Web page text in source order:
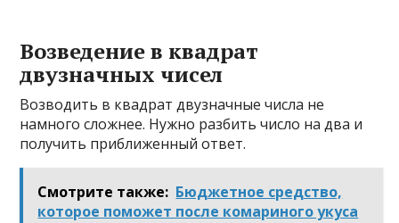
Возведение в квадрат
двузначных чисел
Возводить в квадрат двузначные числа не
намного сложнее. Нужно разбить число на два и
получить приближенный ответ.
Смотрите также: Бюджетное средство,
которое поможет после комариного укуса